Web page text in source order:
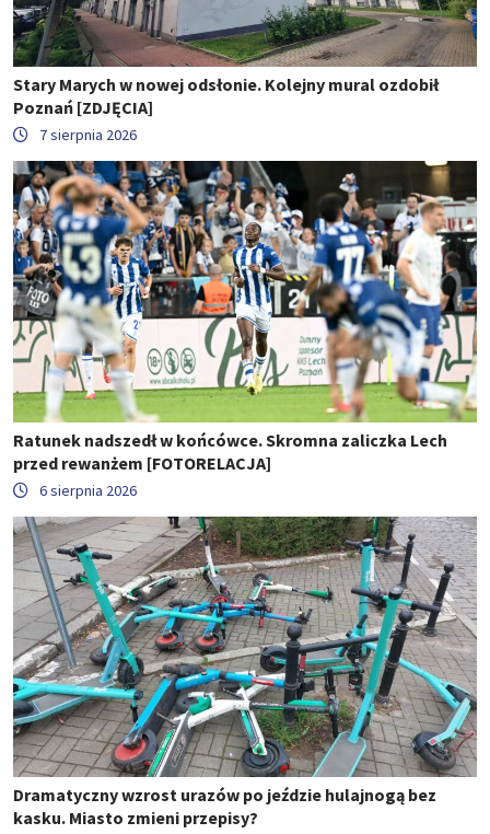
Stary Marych w nowej odsłonie. Kolejny mural ozdobił
Poznań [ZDJĘCIA]
7 sierpnia 2026
Ratunek nadszedł w końcówce. Skromna zaliczka Lech
przed rewanżem [FOTORELACJA]
6 sierpnia 2026
Dramatyczny wzrost urazów po jeździe hulajnogą bez
kasku. Miasto zmieni przepisy?